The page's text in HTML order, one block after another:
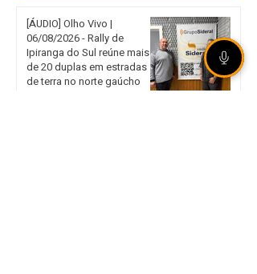
[ÁUDIO] Olho Vivo |
06/08/2026 - Rally de
Ipiranga do Sul reúne mais
de 20 duplas em estradas
de terra no norte gaúcho